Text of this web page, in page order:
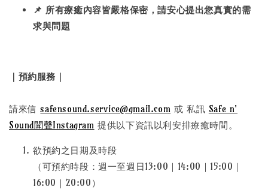
📌 所有療癒內容皆嚴格保密，請安心提出您真實的需
求與問題
｜預約服務｜
請來信safensound.service@gmail.com 或 私訊 Safe n'
Sound聞聲Instagram 提供以下資訊以利安排療癒時間。
欲預約之日期及時段
（可預約時段：週一至週日13:00｜14:00｜15:00｜
16:00｜20:00）